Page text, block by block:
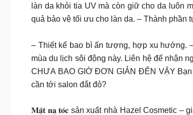
làn da khỏi tia UV mà còn giữ cho da luôn
quả bảo vệ tối ưu cho làn da. – Thành
– Thiết kế bao bì ấn tượng, hợp xu hướng.
mùa du lịch sôi động này. Liên hệ để nhận
CHƯA BAO GIỜ ĐƠN GIẢN ĐẾN VẬY Bạn
cần tới salon đắt đỏ?
𝐌𝐚̣̆𝐭 𝐧𝐚̣ 𝐭𝐨́𝐜 sản xuất nhà Hazel Cosmetic –